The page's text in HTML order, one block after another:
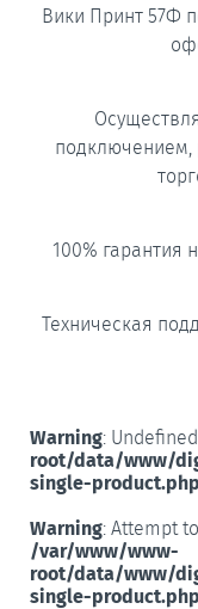
Вики Принт 57Ф
подключением,
100% гарантия
Техническая
Warning:
root/data/www/
single-product.php
Warning: Attempt
/var/www/www-
root/data/www/
single-product.php